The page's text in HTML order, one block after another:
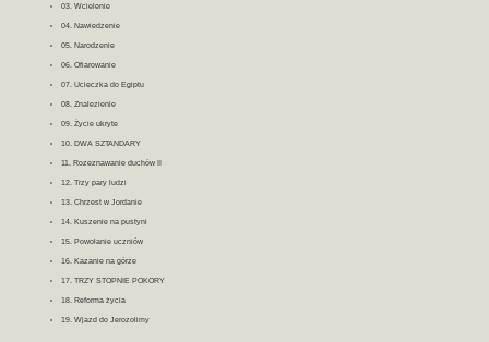
03. Wcielenie
04. Nawiedzenie
05. Narodzenie
06. Ofiarowanie
07. Ucieczka do Egiptu
08. Znalezienie
09. Życie ukryte
10. DWA SZTANDARY
11. Rozeznawanie duchów II
12. Trzy pary ludzi
13. Chrzest w Jordanie
14. Kuszenie na pustyni
15. Powołanie uczniów
16. Kazanie na górze
17. TRZY STOPNIE POKORY
18. Reforma życia
19. Wjazd do Jerozolimy